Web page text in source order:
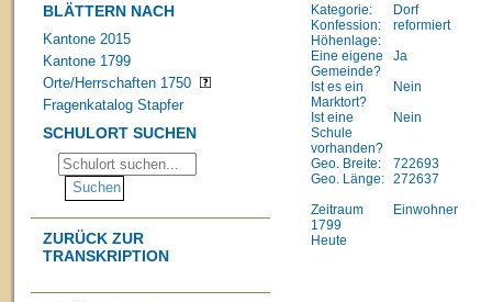
BLÄTTERN NACH
Kantone 2015
Kantone 1799
Orte/Herrschaften 1750
Fragenkatalog Stapfer
SCHULORT SUCHEN
ZURÜCK ZUR
TRANSKRIPTION
Kategorie:
Dorf
Konfession:
reformiert
Höhenlage:
Eine eigene
Gemeinde?
Ja
Ist es ein
Marktort?
Nein
Ist eine
Schule
vorhanden?
Nein
Geo. Breite:
722693
Geo. Länge: 272637
Zeitraum
Einwohner
1799
Heute